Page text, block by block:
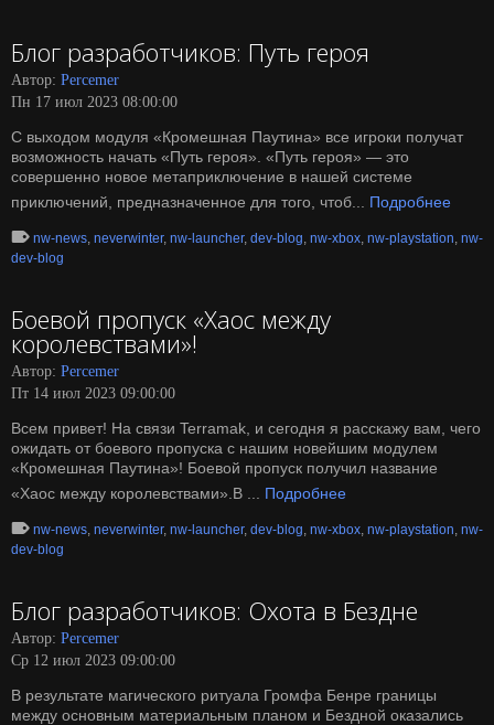
Блог разработчиков: Путь героя
Автор: Percemer
Пн 17 июл 2023 08:00:00
С выходом модуля «Кромешная Паутина» все игроки получат
возможность начать «Путь героя». «Путь героя» — это
совершенно новое метаприключение в нашей системе
приключений, предназначенное для того, чтоб... Подробнее
nw-news, neverwinter, nw-launcher, dev-blog, nw-xbox, nw-playstation, nw-
dev-blog
Боевой пропуск «Хаос между
королевствами»!
Автор: Percemer
Пт 14 июл 2023 09:00:00
Всем привет! На связи Terramak, и сегодня я расскажу вам, чего
ожидать от боевого пропуска с нашим новейшим модулем
«Кромешная Паутина»! Боевой пропуск получил название
«Хаос между королевствами».В ... Подробнее
nw-news, neverwinter, nw-launcher, dev-blog, nw-xbox, nw-playstation, nw-
dev-blog
Блог разработчиков: Охота в Бездне
Автор: Percemer
Ср 12 июл 2023 09:00:00
В результате магического ритуала Громфа Бенре границы
между основным материальным планом и Бездной оказались